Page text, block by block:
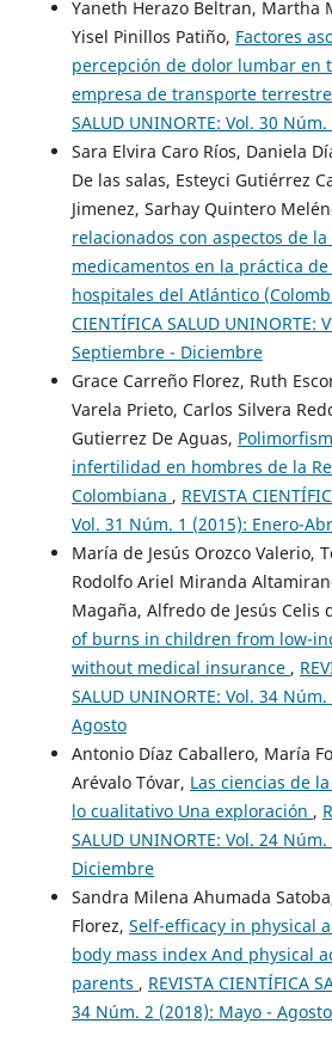
Yaneth Herazo Beltran, Martha
Yisel Pinillos Patiño, Factores
percepción de dolor lumbar en
empresa de transporte terrestre
SALUD UNINORTE: Vol. 30
Sara Elvira Caro Ríos, Daniela
De las salas, Esteyci Gutiérrez
Jimenez, Sarhay Quintero
relacionados con aspectos de
medicamentos en la práctica
hospitales del Atlántico
CIENTÍFICA SALUD UNINORTE:
Septiembre - Diciembre
Grace Carreño Florez, Ruth
Varela Prieto, Carlos Silvera
Gutierrez De Aguas,
infertilidad en hombres de la
Colombiana , REVISTA
Vol. 31 Núm. 1 (2015): Enero-
María de Jesús Orozco Valerio,
Rodolfo Ariel Miranda
Magaña, Alfredo de Jesús Celis
of burns in children from low-
without medical insurance ,
SALUD UNINORTE: Vol. 34
Agosto
Antonio Díaz Caballero, María
Arévalo Tóvar, Las ciencias de
lo cualitativo Una exploración ,
SALUD UNINORTE: Vol. 24
Diciembre
Sandra Milena Ahumada
Florez, Self-efficacy in physical
body mass index And physical
parents , REVISTA CIENTÍFICA
34 Núm. 2 (2018): Mayo - Agosto